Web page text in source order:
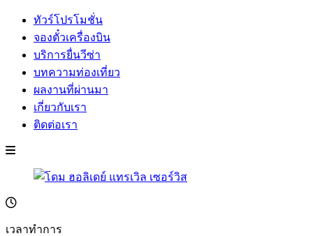
ทัวร์โปรโมชั่น
จองตั๋วเครื่องบิน
บริการยื่นวีซ่า
บทความท่องเที่ยว
ผลงานที่ผ่านมา
เกี่ยวกับเรา
ติดต่อเรา
เวลาทำการ